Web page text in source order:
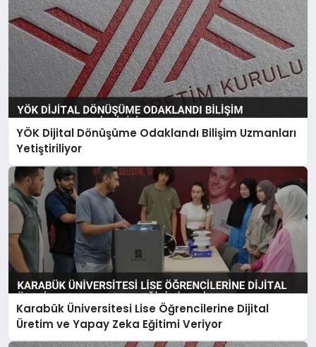
YÖK Dijital Dönüşüme Odaklandı Bilişim Uzmanları
Yetiştiriliyor
Karabük Üniversitesi Lise Öğrencilerine Dijital
Üretim ve Yapay Zeka Eğitimi Veriyor